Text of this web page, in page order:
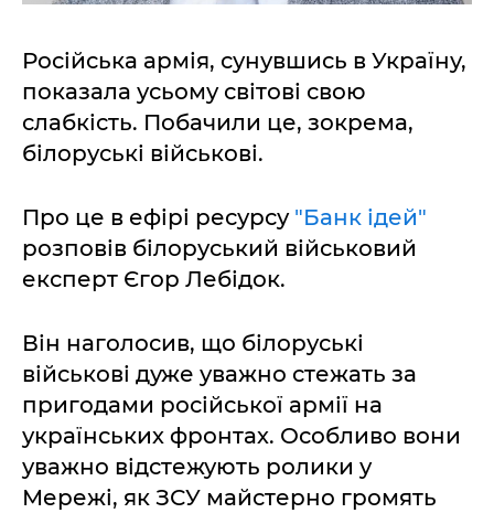
Російська армія, сунувшись в Україну,
показала усьому світові свою
слабкість. Побачили це, зокрема,
білоруські військові.
Про це в ефірі ресурсу"Банк ідей"
розповів білоруський військовий
експерт Єгор Лебідок.
Він наголосив, що білоруські
військові дуже уважно стежать за
пригодами російської армії на
українських фронтах. Особливо вони
уважно відстежують ролики у
Мережі, як ЗСУ майстерно громять